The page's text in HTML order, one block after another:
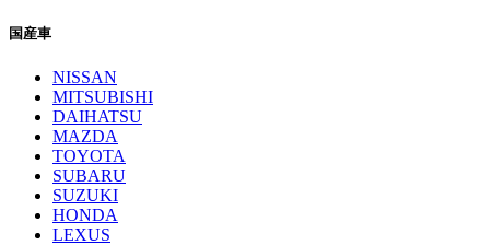
国産車
NISSAN
MITSUBISHI
DAIHATSU
MAZDA
TOYOTA
SUBARU
SUZUKI
HONDA
LEXUS